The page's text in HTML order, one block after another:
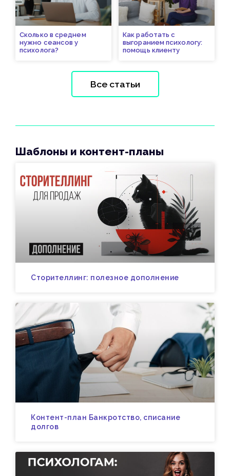
Сколько в среднем
нужно сеансов у
психолога?
Как работать с
выгоранием психологу:
помощь клиенту
Все статьи
Шаблоны и контент-планы
Сторителлинг: полезное дополнение
Контент-план Банкротство, списание
долгов